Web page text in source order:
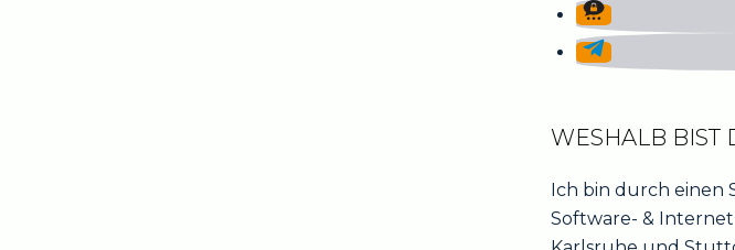
WESHALB BIST
Ich bin durch einen
Software- &